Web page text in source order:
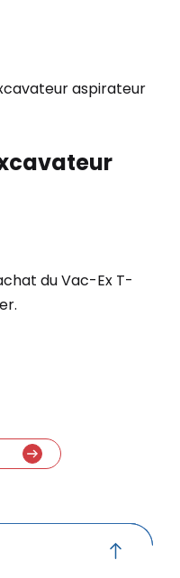
aspirateur
du Vac-Ex T-